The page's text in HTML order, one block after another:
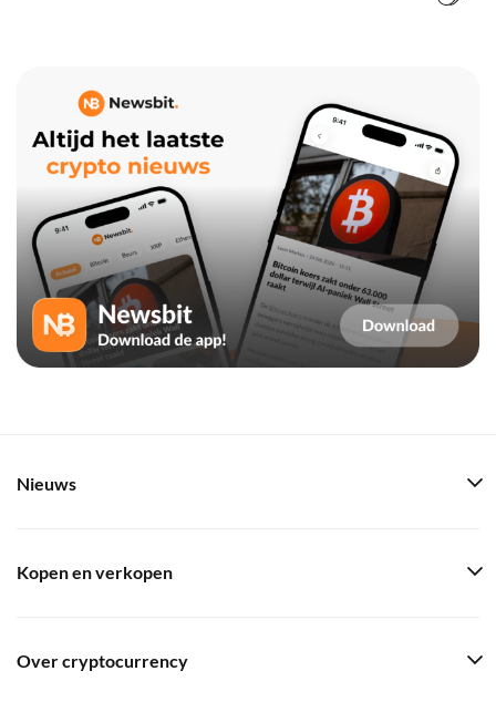
Nieuws
Kopen en verkopen
Over cryptocurrency